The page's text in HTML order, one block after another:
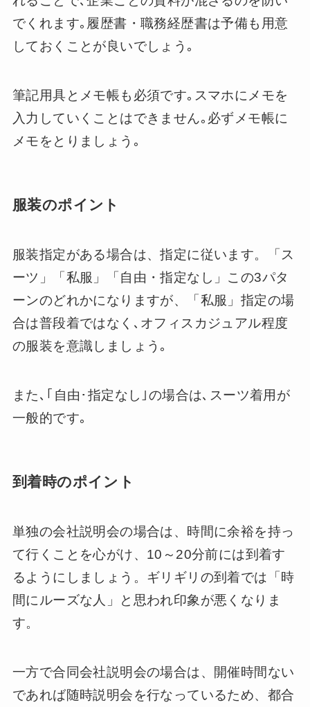
でくれます｡履歴書・職務経歴書は予備も用意
しておくことが良いでしょう｡
筆記用具とメモ帳も必須です｡スマホにメモを
入力していくことはできません｡必ずメモ帳に
メモをとりましょう｡
服装のポイント
服装指定がある場合は、指定に従います。「ス
ーツ」「私服」「自由・指定なし」この3パタ
ーンのどれかになりますが、「私服」指定の場
合は普段着ではなく､オフィスカジュアル程度
の服装を意識しましょう｡
また､｢自由･指定なし｣の場合は､スーツ着用が
一般的です｡
到着時のポイント
単独の会社説明会の場合は、時間に余裕を持っ
て行くことを心がけ、10～20分前には到着す
るようにしましょう。ギリギリの到着では「時
間にルーズな人」と思われ印象が悪くなりま
す。
一方で合同会社説明会の場合は、開催時間ない
であれば随時説明会を行なっているため、都合